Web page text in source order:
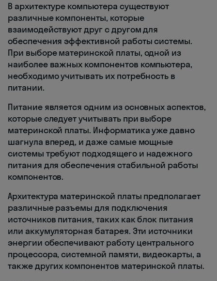
В архитектуре компьютера существуют
различные компоненты, которые
взаимодействуют друг с другом для
обеспечения эффективной работы системы.
При выборе материнской платы, одной из
наиболее важных компонентов компьютера,
необходимо учитывать их потребность в
питании.
Питание является одним из основных аспектов,
которые следует учитывать при выборе
материнской платы. Информатика уже давно
шагнула вперед, и даже самые мощные
системы требуют подходящего и надежного
питания для обеспечения стабильной работы
компонентов.
Архитектура материнской платы предполагает
различные разъемы для подключения
источников питания, таких как блок питания
или аккумуляторная батарея. Эти источники
энергии обеспечивают работу центрального
процессора, системной памяти, видеокарты, а
также других компонентов материнской платы.